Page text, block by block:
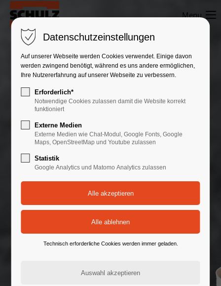
Der Eintrag "offcanvas-col2" existiert leider nicht.
Der Eintrag "offcanvas-col3" existiert leider nicht.
Menu
Datenschutzeinstellungen
Auf unserer Webseite werden Cookies verwendet. Einige davon
werden zwingend benötigt, während es uns andere ermöglichen,
Ihre Nutzererfahrung auf unserer Webseite zu verbessern.
Erforderlich*
Notwendige Cookies zulassen damit die Website korrekt
funktioniert
Externe Medien
Externe Medien wie Chat-Modul, Google Fonts, Google
Maps, OpenStreetMap und Youtube zulassen
Statistik
Google Analytics und Matomo Analytics zulassen
Technisch erforderliche Cookies werden immer geladen.